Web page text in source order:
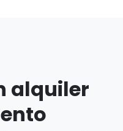
alquiler